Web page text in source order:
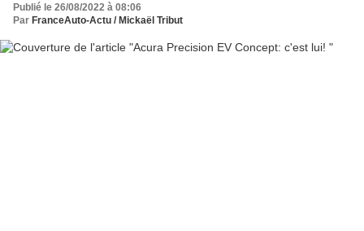
Publié le 26/08/2022 à 08:06
Par FranceAuto-Actu / Mickaël Tribut